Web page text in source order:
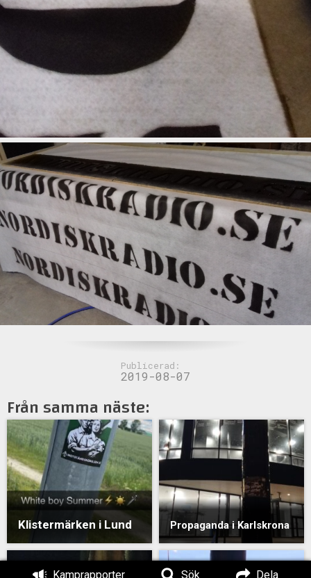
Kamprapporter Sök Dela
Publicerad:
2019-08-07
Från samma näste:
Klistermärken i Lund Propaganda i Karlskrona